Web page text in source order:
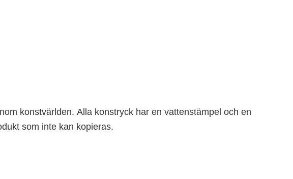
konstvärlden. Alla konstryck har en vattenstämpel och en
som inte kan kopieras.